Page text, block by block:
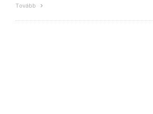
Tovább